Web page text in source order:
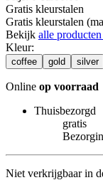
Gratis kleurstalen
Gratis kleurstalen
Bekijk alle
Kleur:
coffee gold silver
Online op voorraad
Thuisbezorgd
gratis
Niet verkrijgbaar in